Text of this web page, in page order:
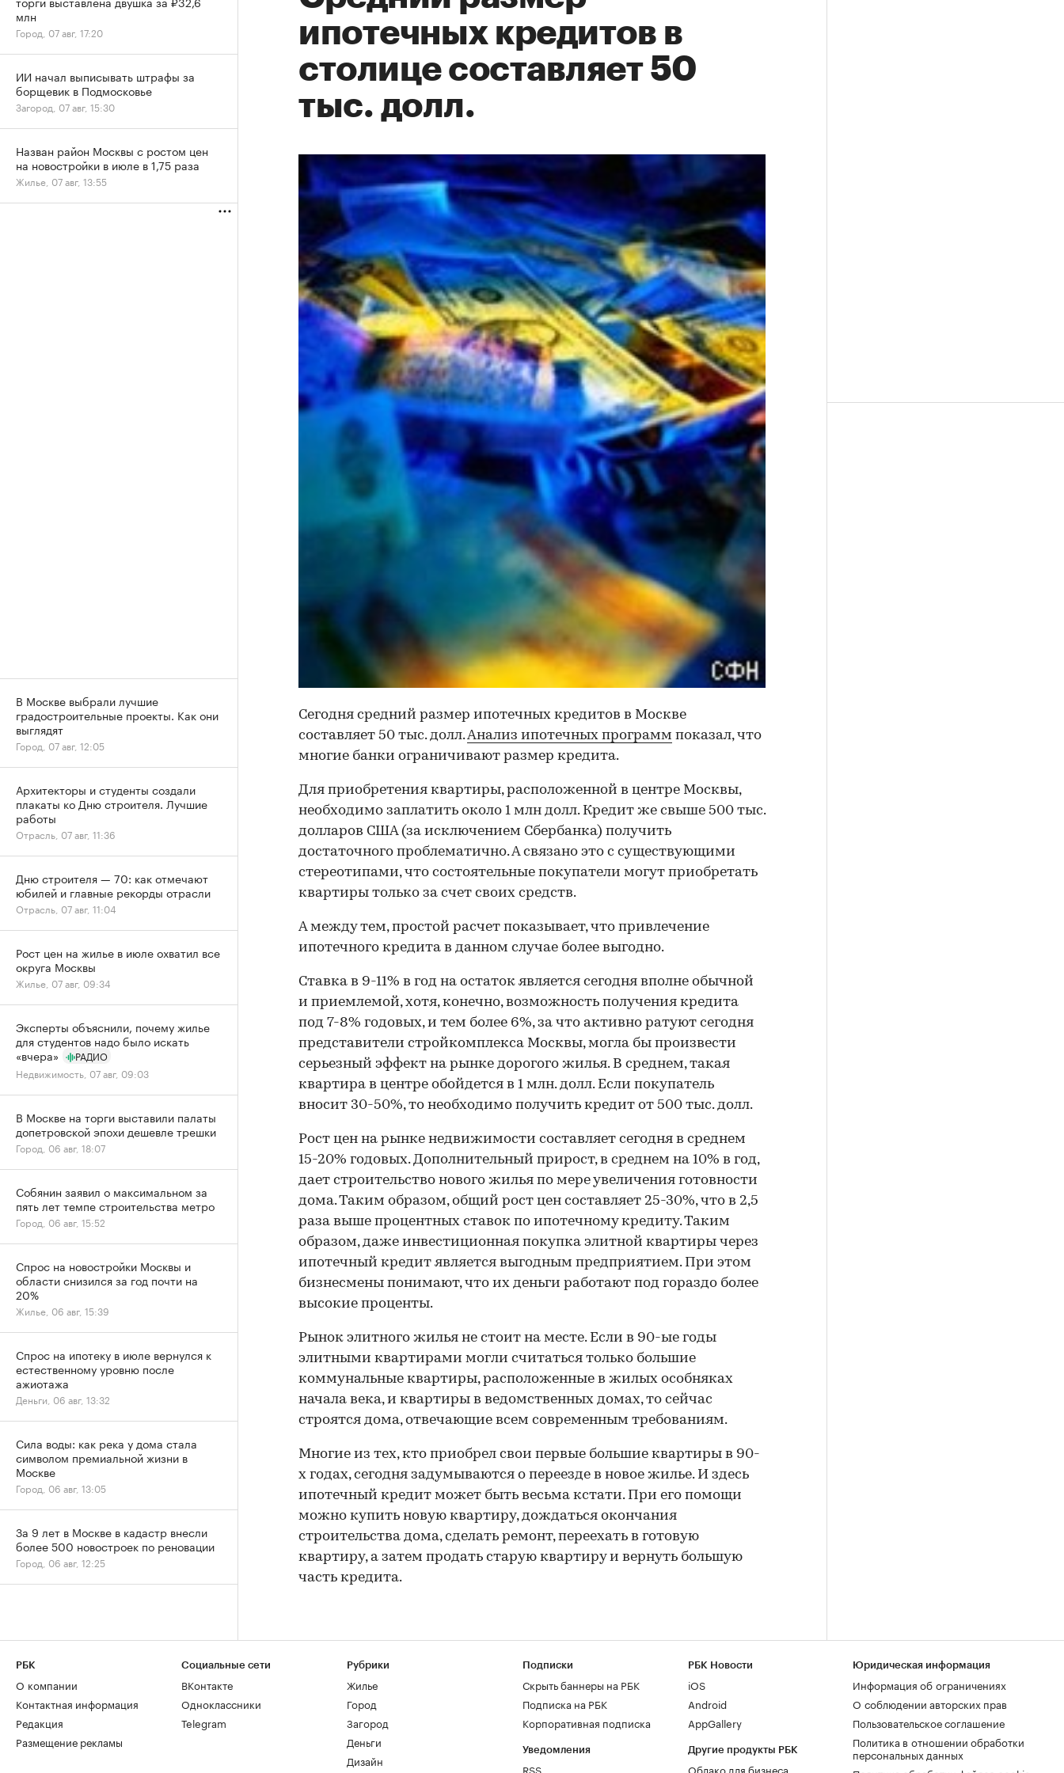
ипотечных кредитов в
столице составляет 50
тыс. долл.
Сегодня средний размер ипотечных кредитов в Москве
составляет 50 тыс. долл.Анализ ипотечных программ показал, что
многие банки ограничивают размер кредита.
Для приобретения квартиры, расположенной в центре Москвы,
необходимо заплатить около 1 млн долл. Кредит же свыше 500 тыс.
долларов США (за исключением Сбербанка) получить
достаточного проблематично. А связано это с существующими
стереотипами, что состоятельные покупатели могут приобретать
квартиры только за счет своих средств.
А между тем, простой расчет показывает, что привлечение
ипотечного кредита в данном случае более выгодно.
Ставка в 9-11% в год на остаток является сегодня вполне обычной
и приемлемой, хотя, конечно, возможность получения кредита
под 7-8% годовых, и тем более 6%, за что активно ратуют сегодня
представители стройкомплекса Москвы, могла бы произвести
серьезный эффект на рынке дорогого жилья. В среднем, такая
квартира в центре обойдется в 1 млн. долл. Если покупатель
вносит 30-50%, то необходимо получить кредит от 500 тыс. долл.
Рост цен на рынке недвижимости составляет сегодня в среднем
15-20% годовых. Дополнительный прирост, в среднем на 10% в год,
дает строительство нового жилья по мере увеличения готовности
дома. Таким образом, общий рост цен составляет 25-30%, что в 2,5
раза выше процентных ставок по ипотечному кредиту. Таким
образом, даже инвестиционная покупка элитной квартиры через
ипотечный кредит является выгодным предприятием. При этом
бизнесмены понимают, что их деньги работают под гораздо более
высокие проценты.
Рынок элитного жилья не стоит на месте. Если в 90-ые годы
элитными квартирами могли считаться только большие
коммунальные квартиры, расположенные в жилых особняках
начала века, и квартиры в ведомственных домах, то сейчас
строятся дома, отвечающие всем современным требованиям.
Многие из тех, кто приобрел свои первые большие квартиры в 90-
х годах, сегодня задумываются о переезде в новое жилье. И здесь
ипотечный кредит может быть весьма кстати. При его помощи
можно купить новую квартиру, дождаться окончания
строительства дома, сделать ремонт, переехать в готовую
квартиру, а затем продать старую квартиру и вернуть большую
часть кредита.
млн
Город, 07 авг, 17:20
ИИ начал выписывать штрафы за
борщевик в Подмосковье
Загород, 07 авг, 15:30
Назван район Москвы с ростом цен
на новостройки в июле в 1,75 раза
Жилье, 07 авг, 13:55
В Москве выбрали лучшие
градостроительные проекты. Как они
выглядят
Город, 07 авг, 12:05
Архитекторы и студенты создали
плакаты ко Дню строителя. Лучшие
работы
Отрасль, 07 авг, 11:36
Дню строителя — 70: как отмечают
юбилей и главные рекорды отрасли
Отрасль, 07 авг, 11:04
Рост цен на жилье в июле охватил все
округа Москвы
Жилье, 07 авг, 09:34
Эксперты объяснили, почему жилье
для студентов надо было искать
«вчера»
РАДИО
Недвижимость, 07 авг, 09:03
В Москве на торги выставили палаты
допетровской эпохи дешевле трешки
Город, 06 авг, 18:07
Собянин заявил о максимальном за
пять лет темпе строительства метро
Город, 06 авг, 15:52
Спрос на новостройки Москвы и
области снизился за год почти на
20%
Жилье, 06 авг, 15:39
Спрос на ипотеку в июле вернулся к
естественному уровню после
ажиотажа
Деньги, 06 авг, 13:32
Сила воды: как река у дома стала
символом премиальной жизни в
Москве
Город, 06 авг, 13:05
За 9 лет в Москве в кадастр внесли
более 500 новостроек по реновации
Город, 06 авг, 12:25
РБК
О компании
Контактная информация
Редакция
Размещение рекламы
Социальные сети
ВКонтакте
Одноклассники
Telegram
Рубрики
Жилье
Город
Загород
Деньги
Дизайн
Подписки
Скрыть баннеры на РБК
Подписка на РБК
Корпоративная подписка
Уведомления
RSS
РБК Новости
iOS
Android
AppGallery
Другие продукты РБК
Облако для бизнеса
Юридическая информация
Информация об ограничениях
О соблюдении авторских прав
Пользовательское соглашение
Политика в отношении обработки
персональных данных